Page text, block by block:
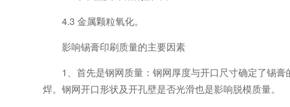
4.3 金属颗粒氧化。
影响锡膏印刷质量的主要因素
1、首先是钢网质量：钢网厚度与开口尺寸确定了锡
焊。钢网开口形状及开孔壁是否光滑也是影响脱模质量。